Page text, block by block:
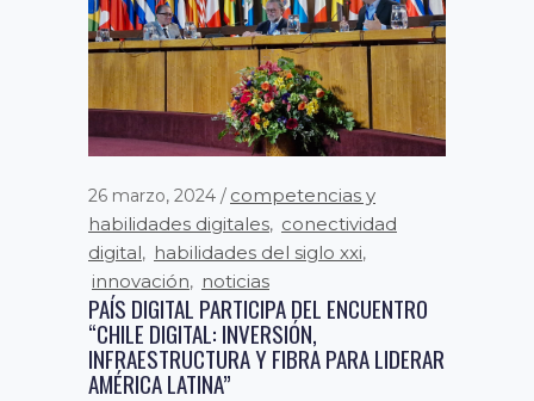
26 marzo, 2024
competencias y
habilidades digitales, conectividad
digital, habilidades del siglo xxi,
innovación, noticias
PAÍS DIGITAL PARTICIPA DEL ENCUENTRO
“CHILE DIGITAL: INVERSIÓN,
INFRAESTRUCTURA Y FIBRA PARA LIDERAR
AMÉRICA LATINA”
noticias
COSTA RICA RE-LANZA CHEQUEO DIGITAL
DIGITAL LAS PYMES
En la nueva inauguración de la
plataforma desarrollada por
Fundación País Digital, junto al
Banco Interamericano de...